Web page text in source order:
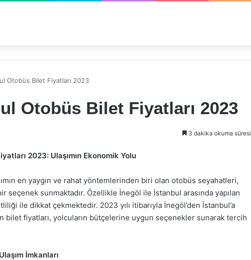
Otobüs Bilet Fiyatları 2023
Otobüs Bilet Fiyatları 2023
3 dakika okuma süresi
2023: Ulaşımın Ekonomik Yolu
en yaygın ve rahat yöntemlerinden biri olan otobüs seyahatleri,
seçenek sunmaktadır. Özellikle İnegöl ile İstanbul arasında yapılan
ile dikkat çekmektedir. 2023 yılı itibarıyla İnegöl’den İstanbul’a
fiyatları, yolcuların bütçelerine uygun seçenekler sunarak tercih
İmkanları